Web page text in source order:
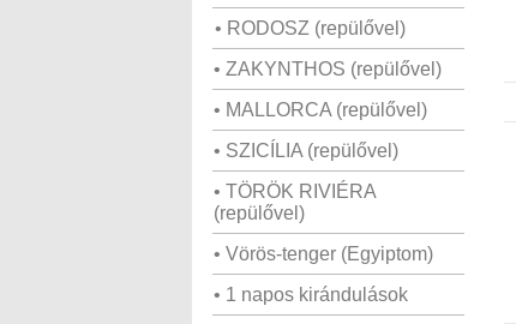
• RODOSZ (repülővel)
• ZAKYNTHOS (repülővel)
• MALLORCA (repülővel)
• SZICÍLIA (repülővel)
• TÖRÖK RIVIÉRA
(repülővel)
• Vörös-tenger (Egyiptom)
• 1 napos kirándulások